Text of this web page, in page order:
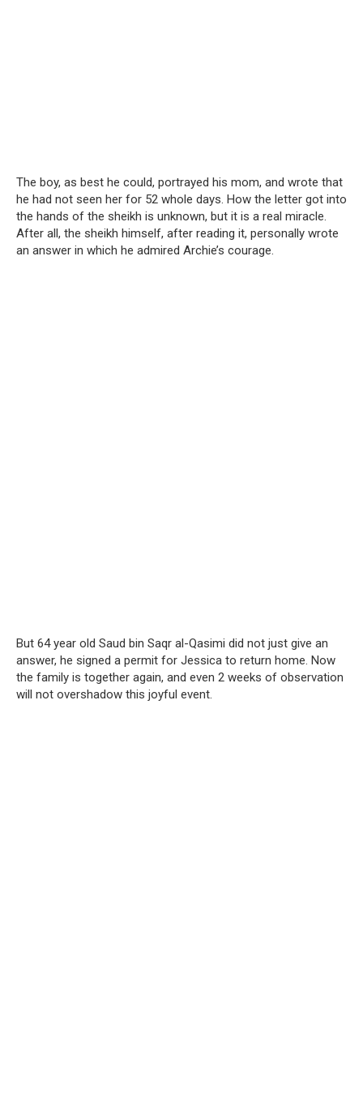
The boy, as best he could, portrayed his mom, and wrote that
he had not seen her for 52 whole days. How the letter got into
the hands of the sheikh is unknown, but it is a real miracle.
After all, the sheikh himself, after reading it, personally wrote
an answer in which he admired Archie’s courage.
But 64 year old Saud bin Saqr al-Qasimi did not just give an
answer, he signed a permit for Jessica to return home. Now
the family is together again, and even 2 weeks of observation
will not overshadow this joyful event.